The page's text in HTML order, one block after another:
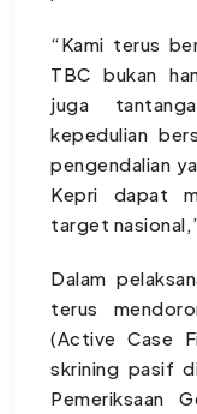
“Kami terus
TBC bukan
juga
kepedulian
pengendalian
Kepri dapat
target
Dalam
terus
(Active Case
skrining pasif
Pemeriksaan